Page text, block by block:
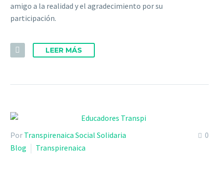
amigo a la realidad y el agradecimiento por su
participación.
LEER MÁS
0
Por Transpirenaica Social Solidaria
Blog
Transpirenaica